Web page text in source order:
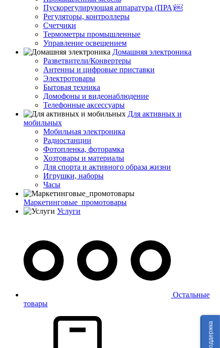
Пускорегулирующая аппаратура (ПРА)￼
Регуляторы, контроллеры
Счетчики
Термометры промышленные
Управление освещением
Домашняя электроника
Разветвители/Конвертеры
Антенны и цифровые приставки
Электротовары
Бытовая техника
Домофоны и видеонаблюдение
Телефонные аксессуары
Для активных и
мобильных
Мобильная электроника
Радиостанции
Фотопленка, фоторамка
Хозтовары и материалы
Для спорта и активного образа жизни
Игрушки, наборы
Часы
Маркетинговые_промотовары
Услуги
Остальные
товары